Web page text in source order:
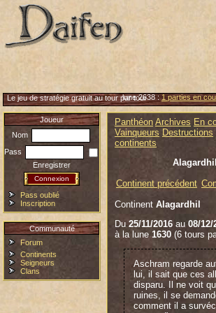
Le jeu de stratégie gratuit au tour par tour
lune 2638 :1 parties en
Joueur
Nom
Pass
Enregistrer
Pass oublié
Inscription
Communauté
Forum
Continents
Seigneurs
Clans
Panthéon Archives En
Vainqueurs Destructions
continents
Alagardhil
Continent précédent
Continent Alagardhil
Du25/11/2016 au 08/12/
à la lune1630 (6 tours
Aschram regarde
lui, il sait que ces
disparu. Il ne voit
ruines, il se
comment il a